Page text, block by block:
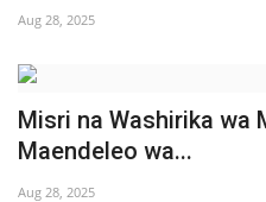
Aug 28, 2025
Misri na Washirika wa
Maendeleo wa...
Aug 28, 2025